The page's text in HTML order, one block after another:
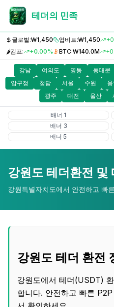
테더의 민족
글로벌:₩1,450 업비트:₩1,450
🌶️김프: +0.00% BTC:₩140.0M
강남 여의도 명동 동대문
압구정
청담 서울 수원
광주
대전 울산
배너 1
배너 3
배너 5
강원도 테더환전 및
강원특별자치도에서 안전하고 빠
강원도 테더 환전
강원도에서 테더(USDT)
합니다. 안전하고 빠른